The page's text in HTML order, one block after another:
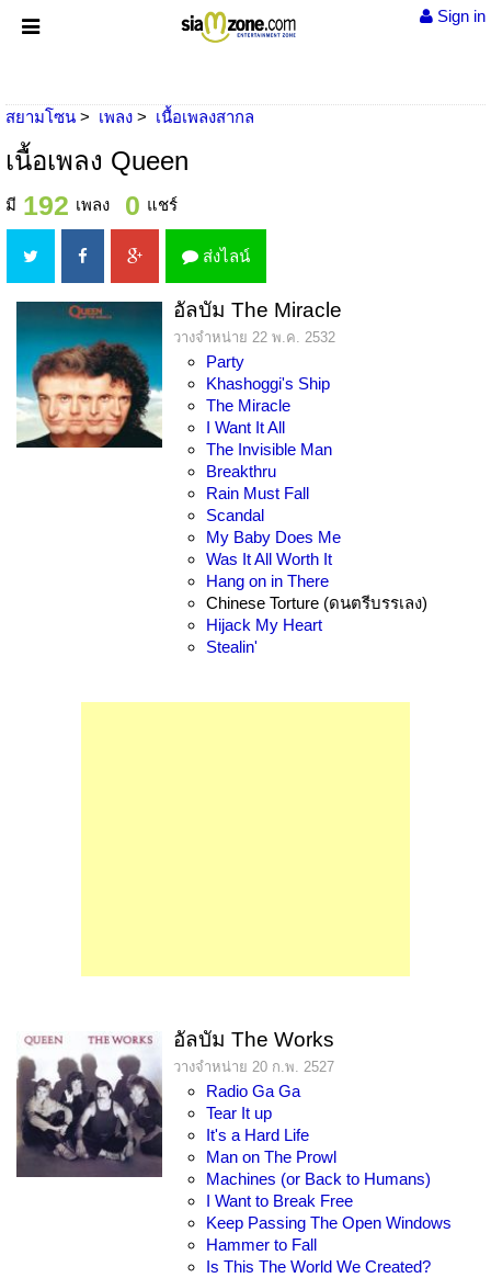
Sign in
สยามโซน เพลง เนื้อเพลงสากล
เนื้อเพลง Queen
มี 192 เพลง 0 แชร์
ส่งไลน์
อัลบัม The Miracle
วางจำหน่าย 22 พ.ค. 2532
Party
Khashoggi's Ship
The Miracle
I Want It All
The Invisible Man
Breakthru
Rain Must Fall
Scandal
My Baby Does Me
Was It All Worth It
Hang on in There
Chinese Torture (ดนตรีบรรเลง)
Hijack My Heart
Stealin'
อัลบัม The Works
วางจำหน่าย 20 ก.พ. 2527
Radio Ga Ga
Tear It up
It's a Hard Life
Man on The Prowl
Machines (or Back to Humans)
I Want to Break Free
Keep Passing The Open Windows
Hammer to Fall
Is This The World We Created?